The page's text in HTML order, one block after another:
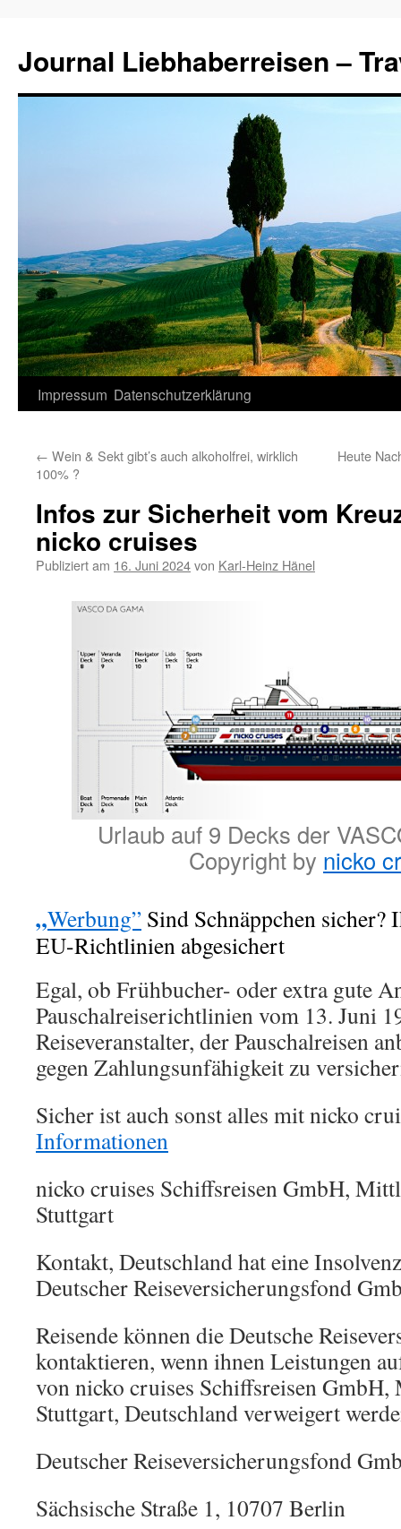
Journal Liebhaberreisen –
Zum
springen
Impressum Datenschutzerklärung
← Wein & Sekt gibt’s auch alkoholfrei, wirklich
100% ?
Heute
Infos zur Sicherheit vom
nicko cruises
Publiziert am 16. Juni 2024von Karl-Heinz Hänel
Urlaub auf 9 Decks der
Copyright by nicko
„Werbung” Sind Schnäppchen sicher?
EU-Richtlinien abgesichert
Egal, ob Frühbucher- oder extra gute
Pauschalreiserichtlinien vom 13. Juni
Reiseveranstalter, der Pauschalreisen
gegen Zahlungsunfähigkeit zu
Sicher ist auch sonst alles mit nicko
Informationen
nicko cruises Schiffsreisen GmbH,
Stuttgart
Kontakt, Deutschland hat eine
Deutscher Reiseversicherungsfond
Reisende können die Deutsche
kontaktieren, wenn ihnen Leistungen
von nicko cruises Schiffsreisen
Stuttgart, Deutschland verweigert
Deutscher Reiseversicherungsfond
Sächsische Straße 1, 10707 Berlin